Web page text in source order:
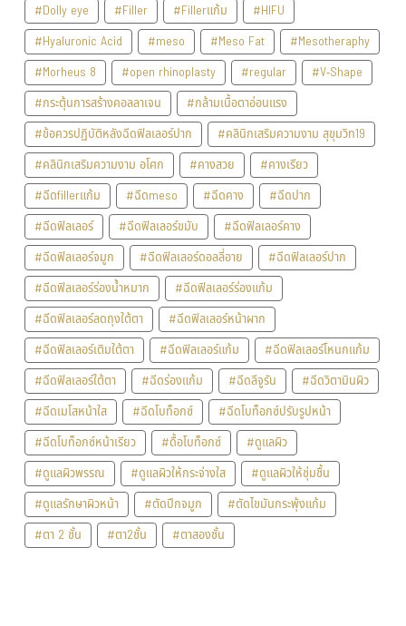
#Dolly eye
#Filler #Fillerแก้ม
#HIFU
#Hyaluronic Acid
#meso #Meso Fat
#Mesotheraphy
#Morheus 8
#open rhinoplasty #regular
#V-Shape
#กระตุ้นการสร้างคอลลาเจน
#กล้ามเนื้อตาอ่อนแรง
#ข้อควรปฏิบัติหลังฉีดฟิลเลอร์ปาก
#คลินิกเสริมความงาม สุขุมวิท19
#คลินิกเสริมความงาม อโศก
#คางสวย
#คางเรียว
#ฉีดfillerแก้ม
#ฉีดmeso #ฉีดคาง
#ฉีดปาก
#ฉีดฟิลเลอร์
#ฉีดฟิลเลอร์ขมับ
#ฉีดฟิลเลอร์คาง
#ฉีดฟิลเลอร์จมูก
#ฉีดฟิลเลอร์ดอลลี่อาย
#ฉีดฟิลเลอร์ปาก
#ฉีดฟิลเลอร์ร่องน้ำหมาก
#ฉีดฟิลเลอร์ร่องแก้ม
#ฉีดฟิลเลอร์ลดถุงใต้ตา
#ฉีดฟิลเลอร์หน้าผาก
#ฉีดฟิลเลอร์เติมใต้ตา
#ฉีดฟิลเลอร์แก้ม
#ฉีดฟิลเลอร์โหนกแก้ม
#ฉีดฟิลเลอร์ใต้ตา
#ฉีดร่องแก้ม #ฉีดลีจูรัน
#ฉีดวิตามินผิว
#ฉีดเมโสหน้าใส
#ฉีดโบท็อกซ์
#ฉีดโบท็อกซ์ปรับรูปหน้า
#ฉีดโบท็อกซ์หน้าเรียว
#ดื้อโบท็อกซ์
#ดูแลผิว
#ดูแลผิวพรรณ
#ดูแลผิวให้กระจ่างใส
#ดูแลผิวให้ชุ่มชื้น
#ดูแลรักษาผิวหน้า
#ตัดปีกจมูก
#ตัดไขมันกระพุ้งแก้ม
#ตา 2 ชั้น
#ตา2ชั้น #ตาสองชั้น